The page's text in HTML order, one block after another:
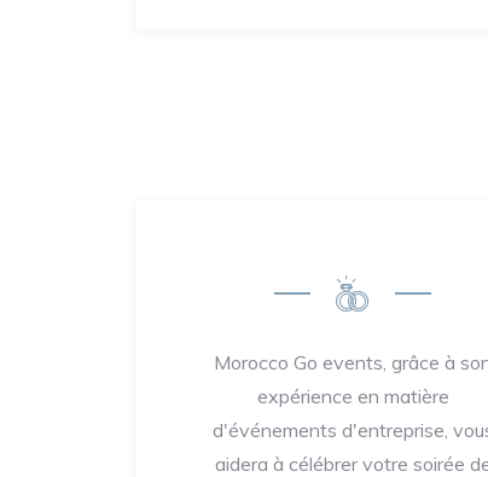
Morocco Go events, grâce à
expérience en matière
d'événements d'entreprise,
aidera à célébrer votre soirée